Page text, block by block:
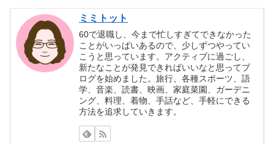
ミミトット
60で退職し、今まで忙しすぎてできなかった
ことがいっぱいあるので、少しずつやってい
こうと思っています。アクティブに過ごし、
新たなことが発見できればいいなと思ってブ
ログを始めました。旅行、各種スポーツ、語
学、音楽、読書、映画、家庭菜園、ガーデニ
ング、料理、着物、手話など、手軽にできる
方法を追求していきます。